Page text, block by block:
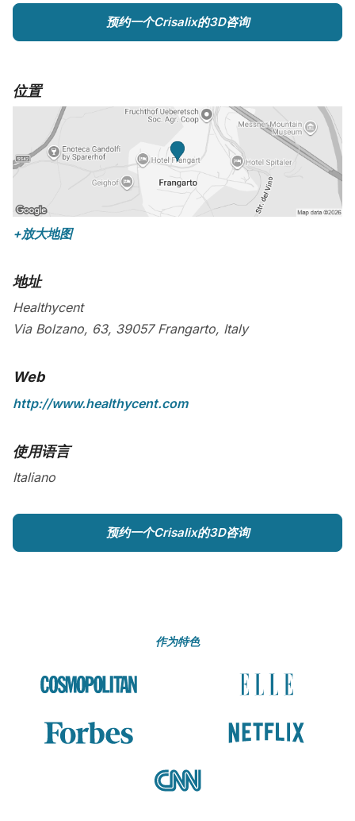
预约一个Crisalix的3D咨询
位置
+放大地图
地址
Healthycent
Via Bolzano, 63, 39057 Frangarto, Italy
Web
http://www.healthycent.com
使用语言
Italiano
预约一个Crisalix的3D咨询
作为特色